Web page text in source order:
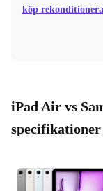
köp
iPad Air vs